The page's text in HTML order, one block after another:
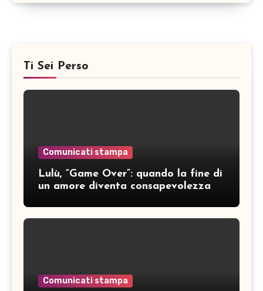
Ti Sei Perso
Comunicati stampa
Lulù, “Game Over”: quando la fine di
un amore diventa consapevolezza
Comunicati stampa